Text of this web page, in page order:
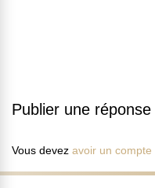
Publier une réponse
Vous devez avoir un compte